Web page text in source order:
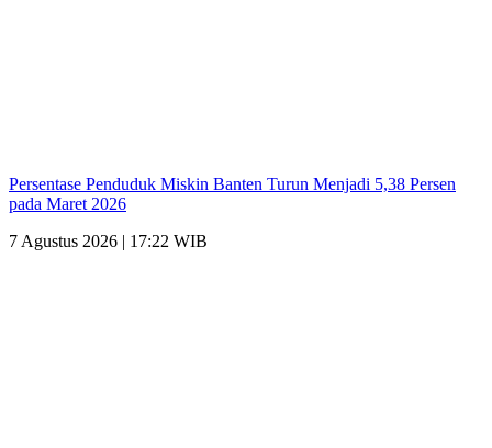
Persentase Penduduk Miskin Banten Turun Menjadi 5,38 Persen
pada Maret 2026
7 Agustus 2026 | 17:22 WIB